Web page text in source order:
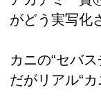
がどう実写化
カニの“セバ
だがリアル“